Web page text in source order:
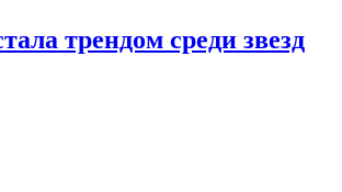
трендом среди звезд